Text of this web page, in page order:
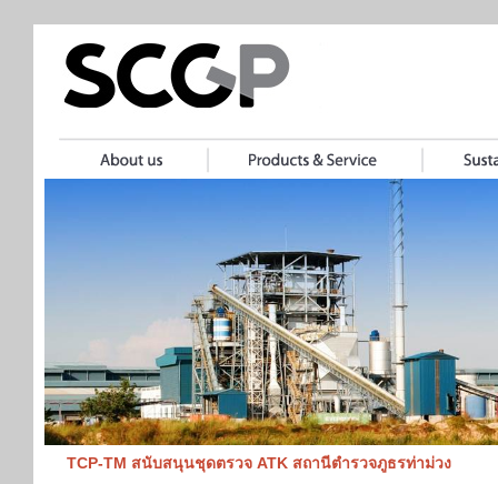
TCP-TM สนับสนุนชุดตรวจ ATK สถานีตำรวจภูธรท่าม่วง